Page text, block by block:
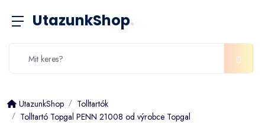
UtazunkShop.
UtazunkShop
Tolltartók
Tolltartó Topgal PENN 21008 od výrobce Topgal